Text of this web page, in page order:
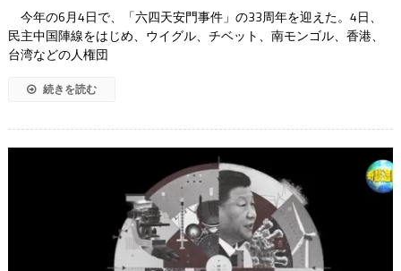
今年の6月4日で、「六四天安門事件」の33周年を迎えた。4日、
民主中国陣線をはじめ、ウイグル、チベット、南モンゴル、香港、
台湾などの人権団
続きを読む